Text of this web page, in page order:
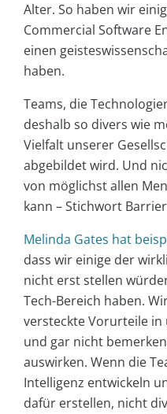
Alter. So haben wir
Commercial Software
einen
haben.
Teams, die
deshalb so divers wie
Vielfalt unserer
abgebildet wird. Und
von möglichst allen
kann – Stichwort
Melinda Gates hat
dass wir einige der
nicht erst stellen
Tech-Bereich haben.
versteckte Vorurteile in
und gar nicht
auswirken. Wenn die
Intelligenz entwickeln
dafür erstellen, nicht